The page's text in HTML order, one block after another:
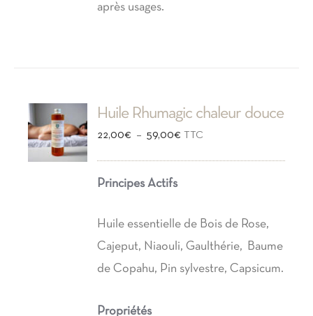
après usages.
CHOIX
DES
OPTIONS
CE
PRODUIT
Huile Rhumagic chaleur douce
22,00€ – 59,00€ Plage
à
59,00€
TTC
Principes Actifs
Huile essentielle de Bois de Rose,
Cajeput, Niaouli, Gaulthérie, Baume
de Copahu, Pin sylvestre, Capsicum.
Propriétés